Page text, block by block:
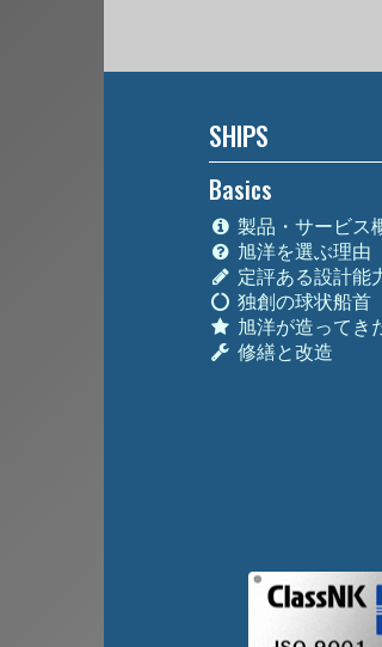
SHIPS
Basics
製品・サービス
旭洋を選ぶ理由
定評ある設計能
独創の球状船首
旭洋が造ってき
修繕と改造